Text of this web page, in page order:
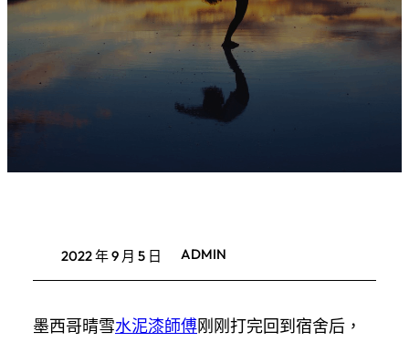
2022 年 9 月 5 日 ADMIN
墨西哥晴雪水泥漆師傅刚刚打完回到宿舍后，